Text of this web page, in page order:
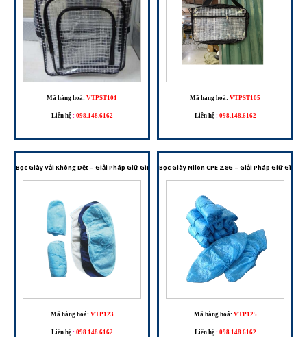
Mã hàng hoá: VTPST101
Liên hệ : 098.148.6162
Mã hàng hoá: VTPST105
Liên hệ : 098.148.6162
Bọc Giày Vải Không Dệt – Giải Pháp Giữ Gìn Vệ Sinh Cho Nhiều Môi Trường Làm Việc
Mã hàng hoá: VTP123
Liên hệ : 098.148.6162
Bọc Giày Nilon CPE 2.8G – Giải Pháp Giữ Gìn
Mã hàng hoá: VTP125
Liên hệ : 098.148.6162